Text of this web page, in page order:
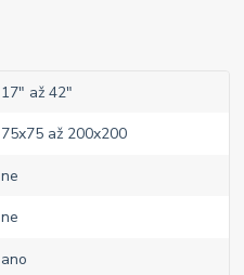
17" až 42"
75x75 až 200x200
ne
ne
ano